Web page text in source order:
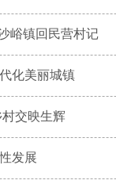
峪镇回民营村记
化美丽城镇
交映生辉
发展